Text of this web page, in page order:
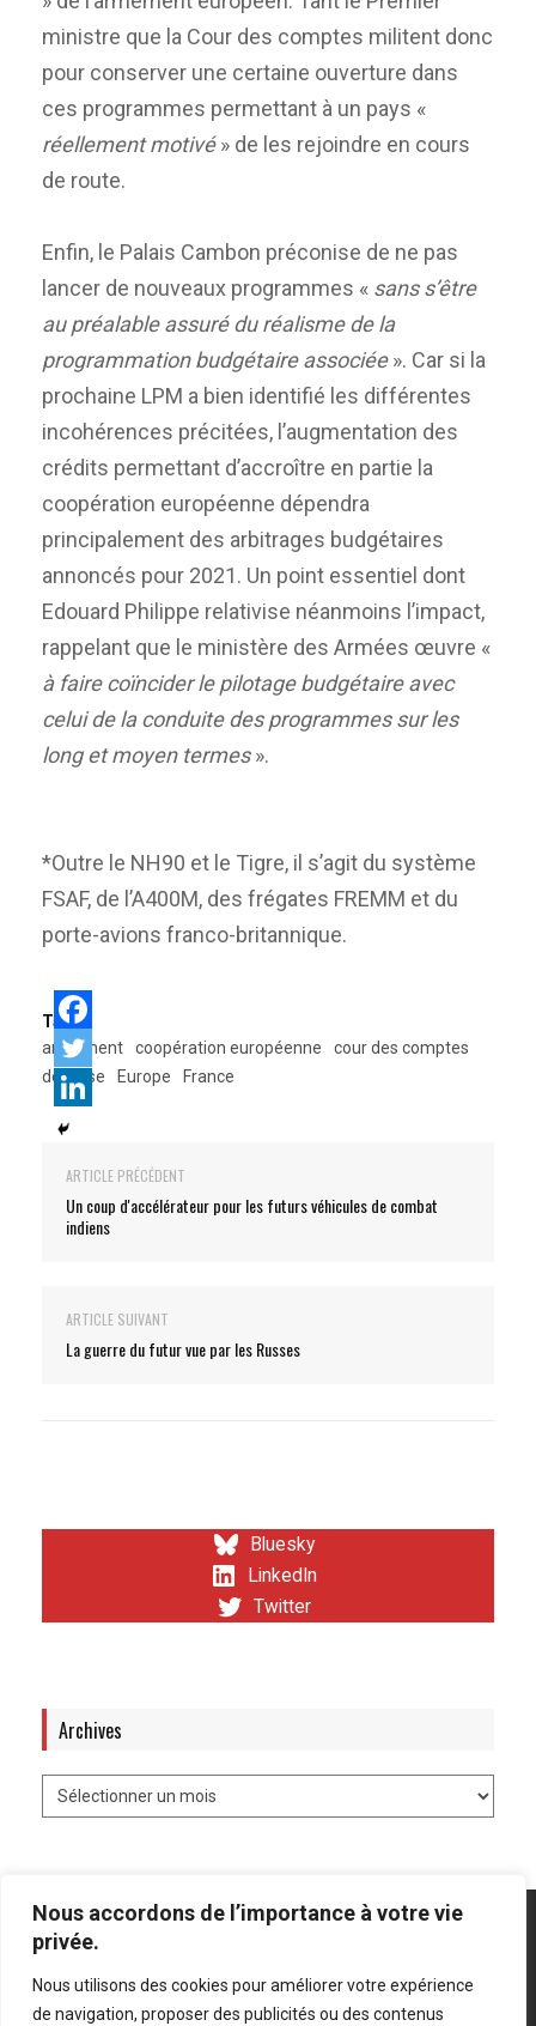
Nous accordons de l’importance à votre vie
privée.
Nous utilisons des cookies pour améliorer votre expérience
de navigation, proposer des publicités ou des contenus
ministre que la Cour des comptes militent donc
pour conserver une certaine ouverture dans
ces programmes permettant à un pays «
réellement motivé» de les rejoindre en cours
de route.
Enfin, le Palais Cambon préconise de ne pas
lancer de nouveaux programmes « sans s’être
au préalable assuré du réalisme de la
programmation budgétaire associée». Car si la
prochaine LPM a bien identifié les différentes
incohérences précitées, l’augmentation des
crédits permettant d’accroître en partie la
coopération européenne dépendra
principalement des arbitrages budgétaires
annoncés pour 2021. Un point essentiel dont
Edouard Philippe relativise néanmoins l’impact,
rappelant que le ministère des Armées œuvre «
à faire coïncider le pilotage budgétaire avec
celui de la conduite des programmes sur les
long et moyen termes».
*Outre le NH90 et le Tigre, il s’agit du système
FSAF, de l’A400M, des frégates FREMM et du
porte-avions franco-britannique.
Tags:
armement
coopération européenne
cour des comptes
défense
Europe France
ARTICLE PRÉCÉDENT
Un coup d'accélérateur pour les futurs véhicules de combat
indiens
ARTICLE SUIVANT
La guerre du futur vue par les Russes
Bluesky
LinkedIn
Twitter
Archives
Mentions légales Politique de confidentialité